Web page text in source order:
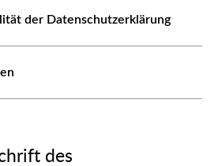
der Datenschutzerklärung
des